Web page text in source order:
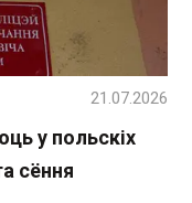
у польскіх
сёння
21.07.2026